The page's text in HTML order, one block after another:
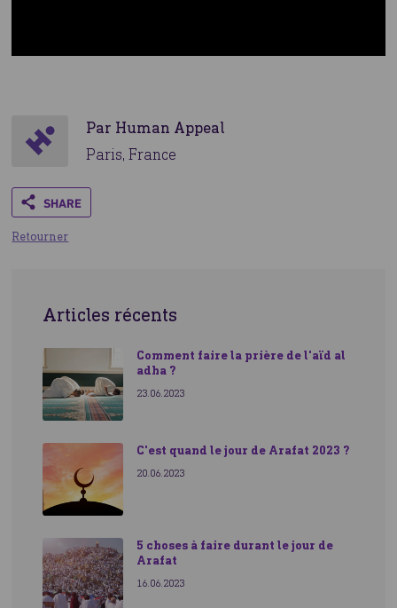
Ce que fait Human Appeal
Aidez-nous à nourrir les plus démunis
Par Human Appeal
Paris, France
Retourner
Articles récents
Comment faire la prière de l'aïd al
adha ?
23.06.2023
C'est quand le jour de Arafat 2023 ?
20.06.2023
5 choses à faire durant le jour de
Arafat
16.06.2023